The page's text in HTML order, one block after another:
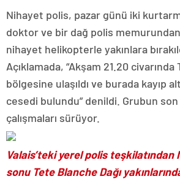
Nihayet polis, pazar günü iki
doktor ve bir dağ polis
nihayet helikopterle yakınlara
Açıklamada, “Akşam 21.20
bölgesine ulaşıldı ve burada kayıp
cesedi bulundu” denildi. Grubun
çalışmaları sürüyor.
Valais’teki yerel polis
sonu Tete Blanche Dağı